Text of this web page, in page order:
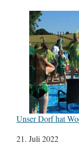
Unser Dorf hat
Datum
21. Juli 2022